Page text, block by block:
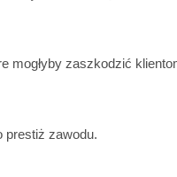
mogłyby zaszkodzić
prestiż zawodu.